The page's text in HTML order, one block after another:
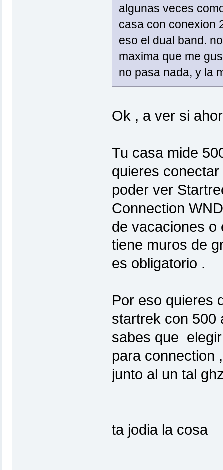
algunas veces
casa con conexion
eso el dual band.
maxima que me
no pasa nada, y la
Ok , a ver si
Tu casa mide
quieres
poder ver
Connection
de vacaciones o
tiene muros de
es obligatorio .
Por eso quieres
startrek con 500
sabes que
para connection
junto al un tal
ta jodia la cosa